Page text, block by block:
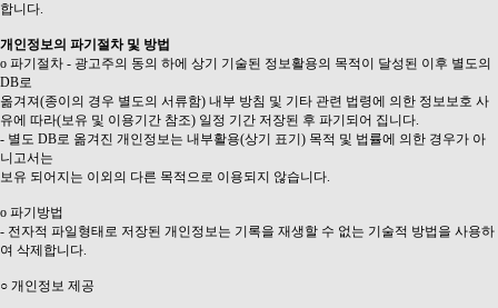
합니다.
개인정보의 파기절차 및 방법
ο 파기절차 - 광고주의 동의 하에 상기 기술된 정보활용의 목적이 달성된 이후 별도의
DB로
옮겨져(종이의 경우 별도의 서류함) 내부 방침 및 기타 관련 법령에 의한 정보보호 사
유에 따라(보유 및 이용기간 참조) 일정 기간 저장된 후 파기되어 집니다.
- 별도 DB로 옮겨진 개인정보는 내부활용(상기 표기) 목적 및 법률에 의한 경우가 아
니고서는
보유 되어지는 이외의 다른 목적으로 이용되지 않습니다.
ο 파기방법
- 전자적 파일형태로 저장된 개인정보는 기록을 재생할 수 없는 기술적 방법을 사용하
여 삭제합니다.
○ 개인정보 제공